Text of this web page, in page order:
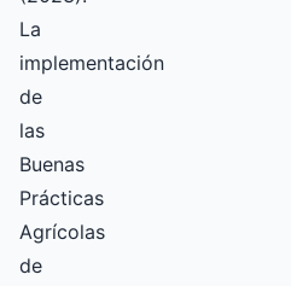
La
implementación
de
las
Buenas
Prácticas
Agrícolas
de